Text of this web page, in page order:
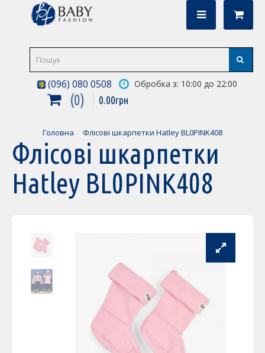
(096) 080 0508 Обробка з: 10:00 до 22:00
0 0.00грн
Головна Флісові шкарпетки Hatley BL0PINK408
Флісові шкарпетки
Hatley BL0PINK408